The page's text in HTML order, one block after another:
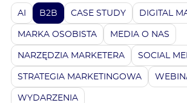
AI B2B CASE STUDY DIGITAL
MARKA OSOBISTA MEDIA O NAS
NARZĘDZIA MARKETERA SOCIAL
STRATEGIA MARKETINGOWA
WYDARZENIA